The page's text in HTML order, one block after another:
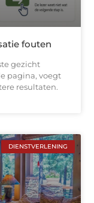
fouten
gezicht
pagina, voegt
resultaten.
DIENSTVERLENING